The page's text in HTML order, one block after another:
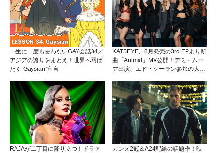
一生に一度も使わないGAY会話34／
アジアの誇りをまとえ！世界へ羽ば
たく”Gaysian”宣言
KATSEYE、8月発売の3rd EPより新
曲「Animal」MV公開！デミ・ムー
ア出演、エド・シーラン参加の大胆
RAJAが二丁目に降り立つ！ドラァ
カンヌ2冠＆A24配給の話題作！映